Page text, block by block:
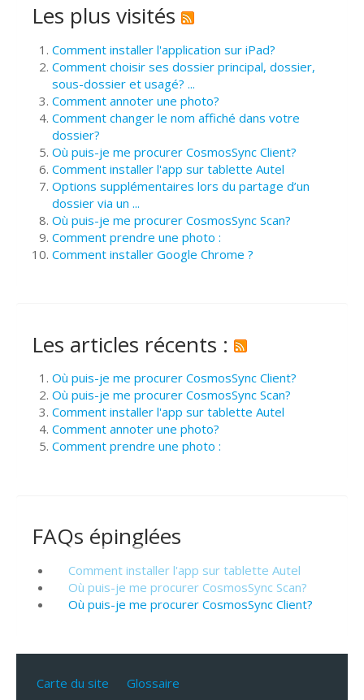
Les plus visités
Comment installer l'application sur iPad?
Comment choisir ses dossier principal, dossier,
sous-dossier et usagé? ...
Comment annoter une photo?
Comment changer le nom affiché dans votre
dossier?
Où puis-je me procurer CosmosSync Client?
Comment installer l'app sur tablette Autel
Options supplémentaires lors du partage d’un
dossier via un ...
Où puis-je me procurer CosmosSync Scan?
Comment prendre une photo :
Comment installer Google Chrome ?
Les articles récents :
Où puis-je me procurer CosmosSync Client?
Où puis-je me procurer CosmosSync Scan?
Comment installer l'app sur tablette Autel
Comment annoter une photo?
Comment prendre une photo :
FAQs épinglées
Comment installer l'app sur tablette Autel
Où puis-je me procurer CosmosSync Scan?
Où puis-je me procurer CosmosSync Client?
Carte du site Glossaire